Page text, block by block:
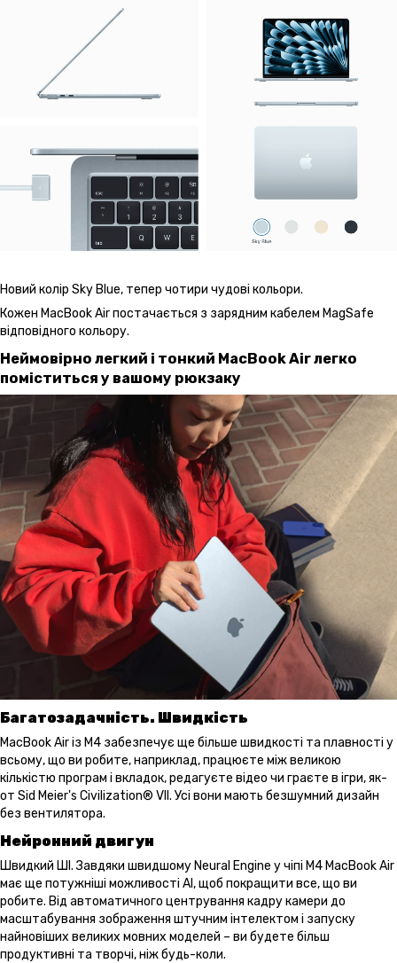
Новий колір Sky Blue, тепер чотири чудові кольори.
Кожен MacBook Air постачається з зарядним кабелем MagSafe
відповідного кольору.
Неймовірно легкий і тонкий MacBook Air легко
поміститься у вашому рюкзаку
Багатозадачність. Швидкість
MacBook Air із M4 забезпечує ще більше швидкості та плавності у
всьому, що ви робите, наприклад, працюєте між великою
кількістю програм і вкладок, редагуєте відео чи граєте в ігри, як-
от Sid Meier's Civilization® VII. Усі вони мають безшумний дизайн
без вентилятора.
Нейронний двигун
Швидкий ШІ. Завдяки швидшому Neural Engine у ​​чіпі M4 MacBook Air
має ще потужніші можливості AI, щоб покращити все, що ви
робите. Від автоматичного центрування кадру камери до
масштабування зображення штучним інтелектом і запуску
найновіших великих мовних моделей – ви будете більш
продуктивні та творчі, ніж будь-коли.